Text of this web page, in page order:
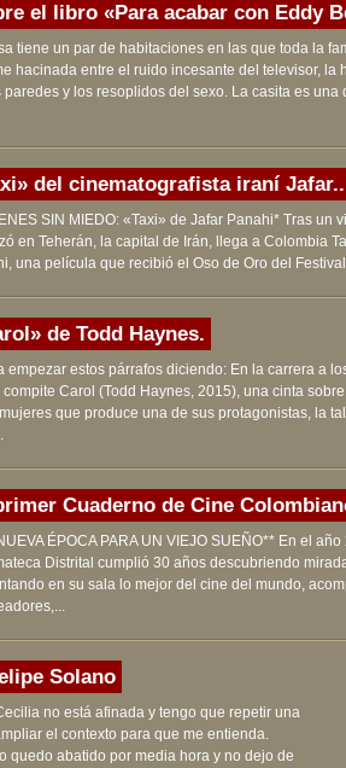
el libro «Para acabar con Eddy
tiene un par de habitaciones en las que toda la
hacinada entre el ruido incesante del televisor, la
paredes y los resoplidos del sexo. La casita es una
del cinematografista iraní
SIN MIEDO: «Taxi» de Jafar Panahi* Tras un
en Teherán, la capital de Irán, llega a Colombia
una película que recibió el Oso de Oro del
de Todd Haynes.
empezar estos párrafos diciendo: En la carrera a
compite Carol (Todd Haynes, 2015), una cinta
que produce una de sus protagonistas, la
Cuaderno de Cine
ÉPOCA PARA UN VIEJO SUEÑO** En el
Distrital cumplió 30 años descubriendo
en su sala lo mejor del cine del mundo,
Solano
no está afinada y tengo que repetir una
el contexto para que me entienda.
quedo abatido por media hora y no dejo de